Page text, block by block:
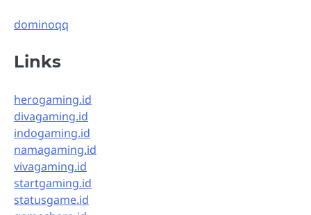
dominoqq
Links
herogaming.id
divagaming.id
indogaming.id
namagaming.id
vivagaming.id
startgaming.id
statusgame.id